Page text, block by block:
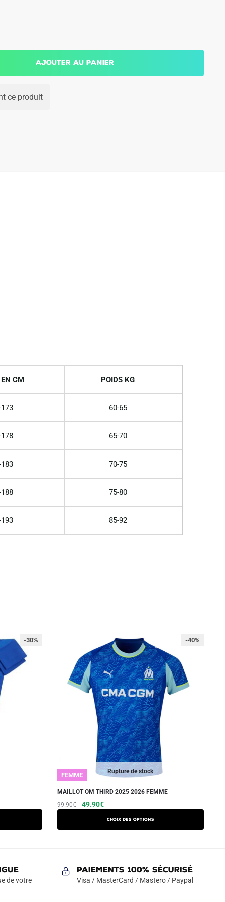
Ajouter au panier
ce produit
CM POIDS KG
60-65
65-70
70-75
75-80
85-92
-30%
Rupture de stock
-40%
FEMME
MAILLOT OM THIRD 2025 2026 FEMME
99.90€
Le
49.90€Le
Choix des options
Ce
produit
a
Les
options
de votre
Paiements 100% Sécurisé
Visa / MasterCard / Mastero / Paypal